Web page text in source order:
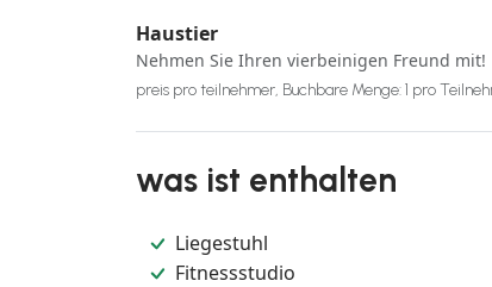
Haustier
Nehmen Sie Ihren vierbeinigen Freund mit!
preis pro teilnehmer, Buchbare Menge: 1 pro
was ist enthalten
Liegestuhl
Fitnessstudio